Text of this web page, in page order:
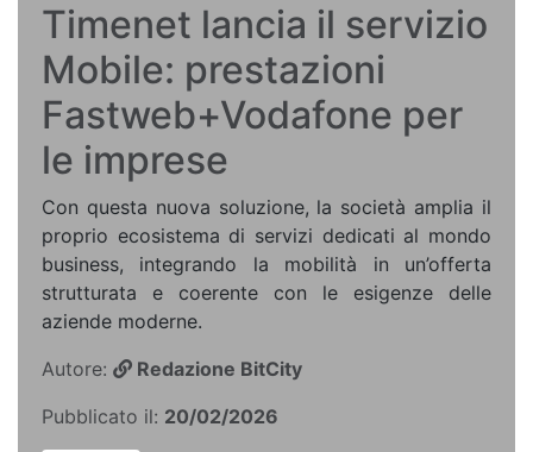
Timenet lancia il servizio
Mobile: prestazioni
Fastweb+Vodafone per
le imprese
Con questa nuova soluzione, la società amplia il
proprio ecosistema di servizi dedicati al mondo
business, integrando la mobilità in un’offerta
strutturata e coerente con le esigenze delle
aziende moderne.
Autore:
Redazione BitCity
Pubblicato il: 20/02/2026